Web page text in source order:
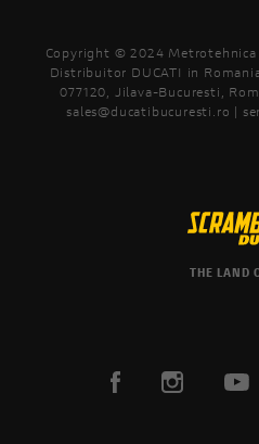
Copyright © 2024
Distribuitor DUCATI in
077120, Jilava-Bucuresti,
sales@ducatibucuresti.ro |
THE LAND